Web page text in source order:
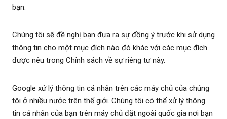
bạn.
Chúng tôi sẽ đề nghị bạn đưa ra sự đồng ý trước khi sử dụng
thông tin cho một mục đích nào đó khác với các mục đích
được nêu trong Chính sách về sự riêng tư này.
Google xử lý thông tin cá nhân trên các máy chủ của chúng
tôi ở nhiều nước trên thế giới. Chúng tôi có thể xử lý thông
tin cá nhân của bạn trên máy chủ đặt ngoài quốc gia nơi bạn